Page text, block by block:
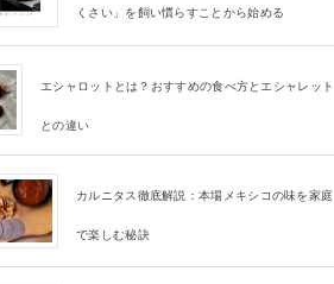
くさい」を飼い慣らすことから始める
エシャロットとは？おすすめの食べ方とエシャレット
との違い
カルニタス徹底解説：本場メキシコの味を家庭
で楽しむ秘訣